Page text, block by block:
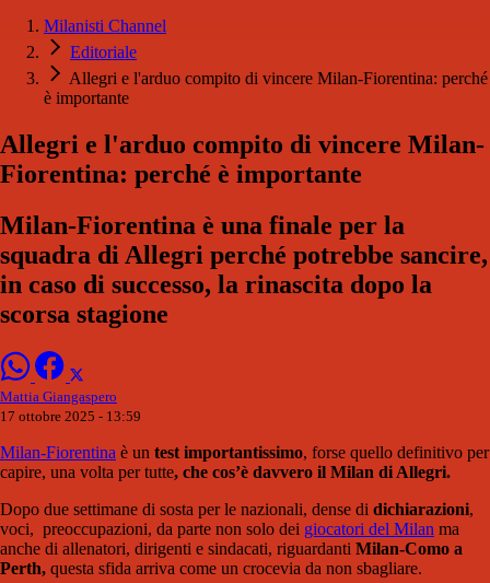
Milanisti Channel
Editoriale
Allegri e l'arduo compito di vincere Milan-Fiorentina: perché
è importante
Allegri e l'arduo compito di vincere Milan-
Fiorentina: perché è importante
Milan-Fiorentina è una finale per la
squadra di Allegri perché potrebbe sancire,
in caso di successo, la rinascita dopo la
scorsa stagione
Mattia Giangaspero
17 ottobre 2025 - 13:59
Milan-Fiorentina è un test importantissimo, forse quello definitivo per
capire, una volta per tutte, che cos’è davvero il Milan di Allegri.
Dopo due settimane di sosta per le nazionali, dense di dichiarazioni,
voci, preoccupazioni, da parte non solo dei giocatori del Milan ma
anche di allenatori, dirigenti e sindacati, riguardanti Milan-Como a
Perth, questa sfida arriva come un crocevia da non sbagliare.